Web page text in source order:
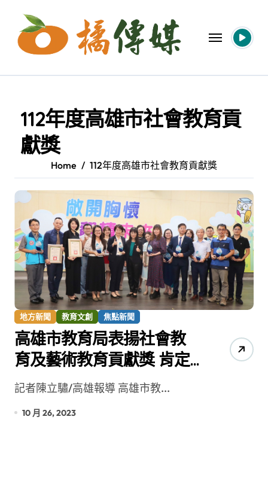
content
112年度高雄市社會教育貢
獻獎
Home 112年度高雄市社會教育貢獻獎
地方新聞 教育文創 焦點新聞
高雄市教育局表揚社會教
育及藝術教育貢獻獎 肯定
獲獎團體及個人致力公益
記者陳立驌/高雄報導 高雄市教...
10 月 26, 2023